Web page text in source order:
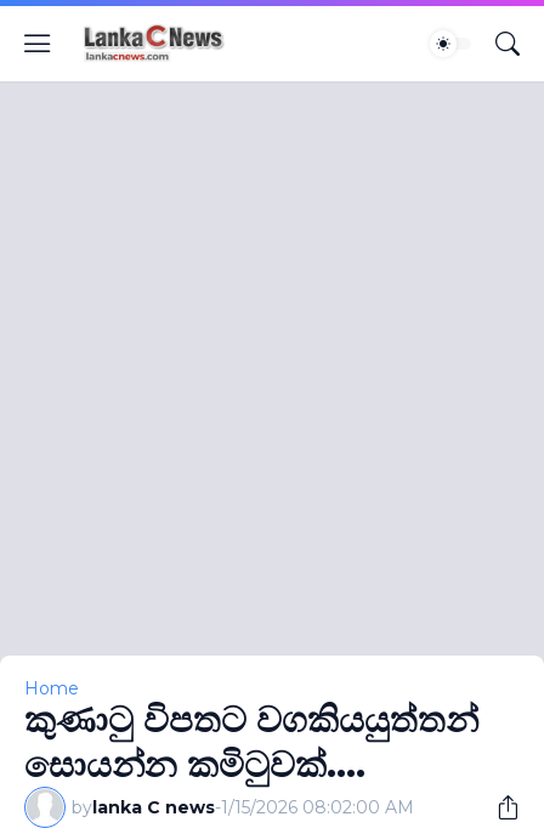
Home
කුණාටු විපතට වගකියයුත්තන්
සොයන්න කමිටුවක්....
bylanka C news-1/15/2026 08:02:00 AM